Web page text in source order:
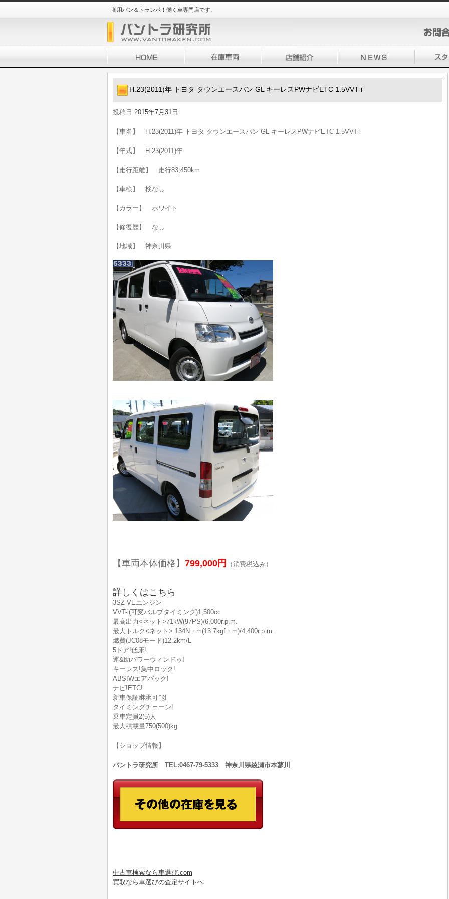
商用バン＆トランポ！働く車専門店です。
H.23(2011)年 トヨタ タウンエースバン GL キーレスPWナビETC 1.5VVT-i
投稿日 2015年7月31日
【車名】 H.23(2011)年 トヨタ タウンエースバン GL キーレスPWナビETC 1.5VVT-i
【年式】 H.23(2011)年
【走行距離】 走行83,450km
【車検】 検なし
【カラー】 ホワイト
【修復歴】 なし
【地域】 神奈川県
【車両本体価格】 799,000円 （消費税込み）
詳しくはこちら
3SZ-VEエンジン
VVT-i(可変バルブタイミング)1,500cc
最高出力<ネット>71kW(97PS)/6,000r.p.m.
最大トルク<ネット> 134N・m(13.7kgf・m)/4,400r.p.m.
燃費(JC08モード)12.2km/L
5ドア!低床!
運&助パワーウィンドゥ!
キーレス!集中ロック!
ABS!Wエアバック!
ナビ!ETC!
新車保証継承可能!
タイミングチェーン!
乗車定員2(5)人
最大積載量750(500)kg
【ショップ情報】
バントラ研究所 TEL:0467-79-5333 神奈川県綾瀬市本蓼川
中古車検索なら車選び.com
買取なら車選びの査定サイトヘ